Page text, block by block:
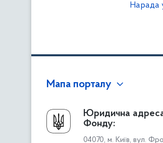
Нарада
Мапа порталу
Про Фонд
Керівництво
Юридична
Фонду:
04070, м. Київ, вул.